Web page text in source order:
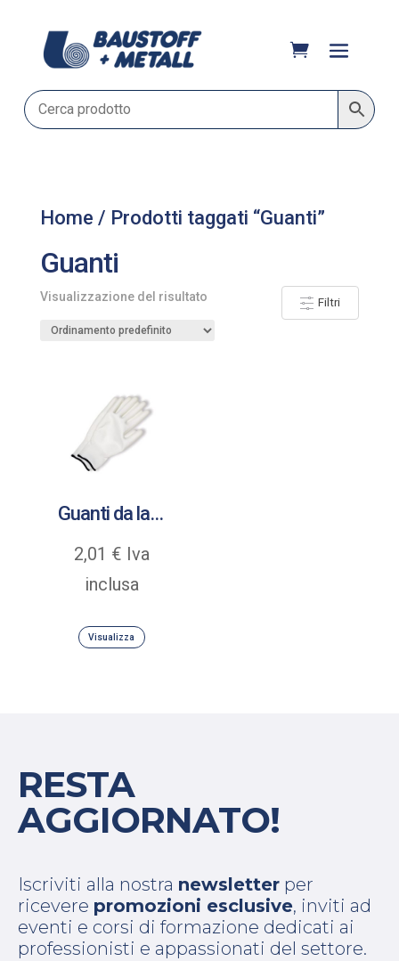
Home / Prodotti taggati “Guanti”
Guanti
Filtri
Visualizzazione del risultato
Guanti da lavoro Senso Grip rivestiti in poliuretano
2,01 € Iva
inclusa
Visualizza
RESTA
AGGIORNATO!
Iscriviti alla nostra newsletter per
ricevere promozioni esclusive, inviti ad
eventi e corsi di formazione dedicati ai
professionisti e appassionati del settore.